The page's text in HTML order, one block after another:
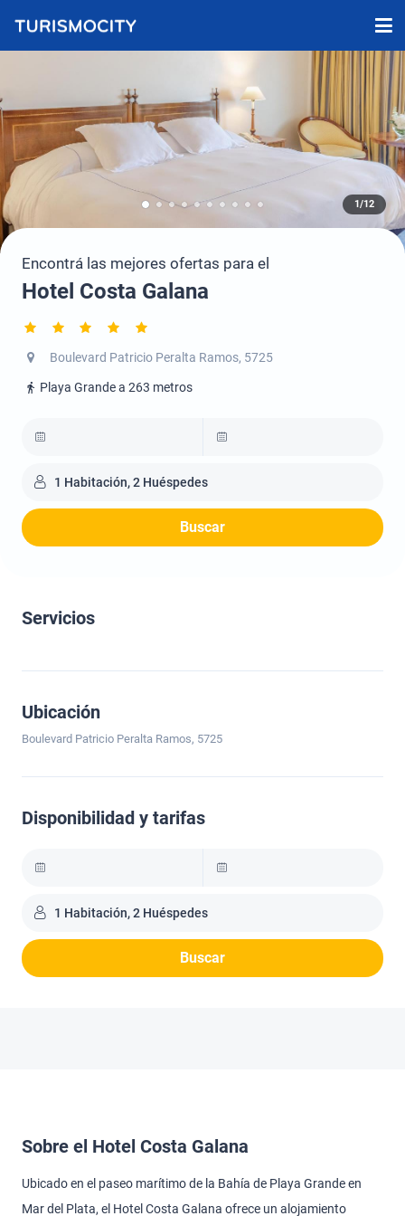
1/12
Encontrá las mejores ofertas para el
Hotel Costa Galana
Boulevard Patricio Peralta Ramos, 5725
Playa Grande a 263 metros
1 Habitación, 2 Huéspedes
Buscar
Servicios
Ubicación
Boulevard Patricio Peralta Ramos, 5725
Disponibilidad y tarifas
1 Habitación, 2 Huéspedes
Buscar
Sobre el Hotel Costa Galana
Ubicado en el paseo marítimo de la Bahía de Playa Grande en
Mar del Plata, el Hotel Costa Galana ofrece un alojamiento